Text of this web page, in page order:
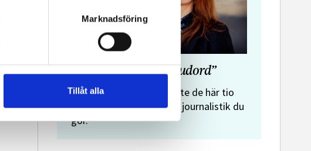
Marknadsföring
Tillåt alla
”Journalistens tio budord”
Malin Crona:
Följer du inte de här tio
budorden? Då är det inte journalistik du
gör.